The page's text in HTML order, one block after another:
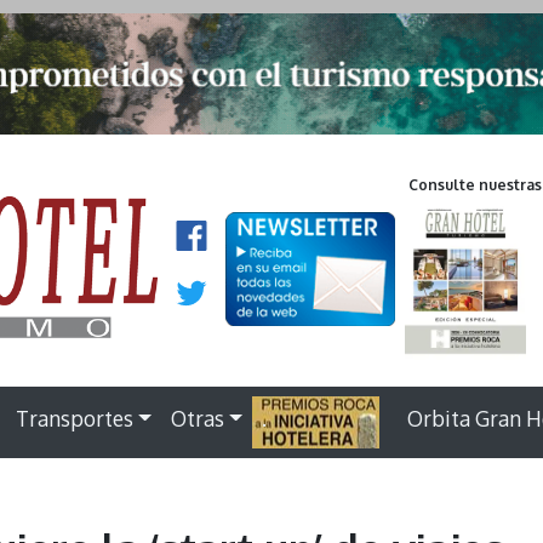
Consulte
Transportes Otras . Orbita Gran